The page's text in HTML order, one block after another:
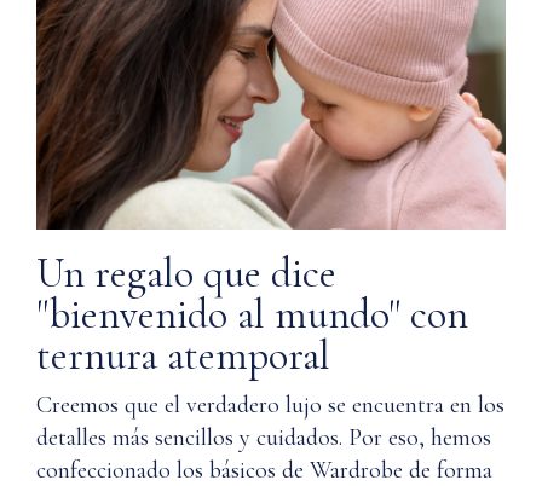
Un regalo que dice
"bienvenido al mundo" con
ternura atemporal
Creemos que el verdadero lujo se encuentra en los
detalles más sencillos y cuidados. Por eso, hemos
confeccionado los básicos de Wardrobe de forma